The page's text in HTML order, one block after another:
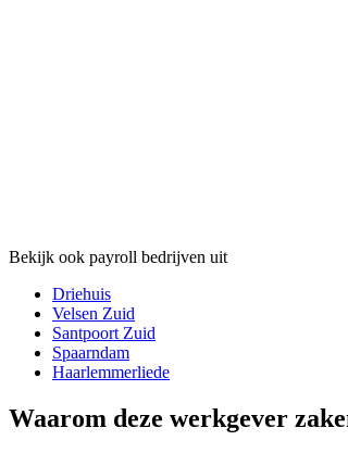
Bekijk ook payroll bedrijven uit
Driehuis
Velsen Zuid
Santpoort Zuid
Spaarndam
Haarlemmerliede
Waarom deze werkgever